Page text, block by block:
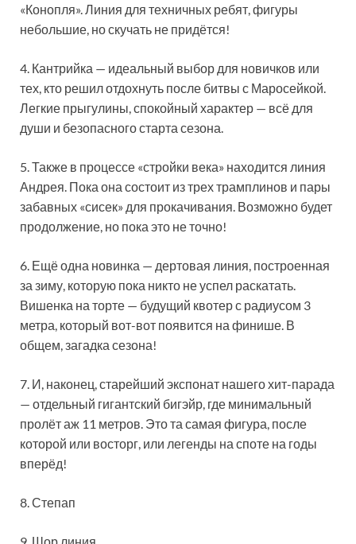
«Конопля». Линия для техничных ребят, фигуры
небольшие, но скучать не придётся!
4. Кантрийка — идеальный выбор для новичков или
тех, кто решил отдохнуть после битвы с Маросейкой.
Легкие прыгулины, спокойный характер — всё для
души и безопасного старта сезона.
5. Также в процессе «стройки века» находится линия
Андрея. Пока она состоит из трех трамплинов и пары
забавных «сисек» для прокачивания. Возможно будет
продолжение, но пока это не точно!
6. Ещё одна новинка — дертовая линия, построенная
за зиму, которую пока никто не успел раскатать.
Вишенка на торте — будущий квотер с радиусом 3
метра, который вот-вот появится на финише. В
общем, загадка сезона!
7. И, наконец, старейший экспонат нашего хит-парада
— отдельный гигантский бигэйр, где минимальный
пролёт аж 11 метров. Это та самая фигура, после
которой или восторг, или легенды на споте на годы
вперёд!
8. Степап
9. Шор линия